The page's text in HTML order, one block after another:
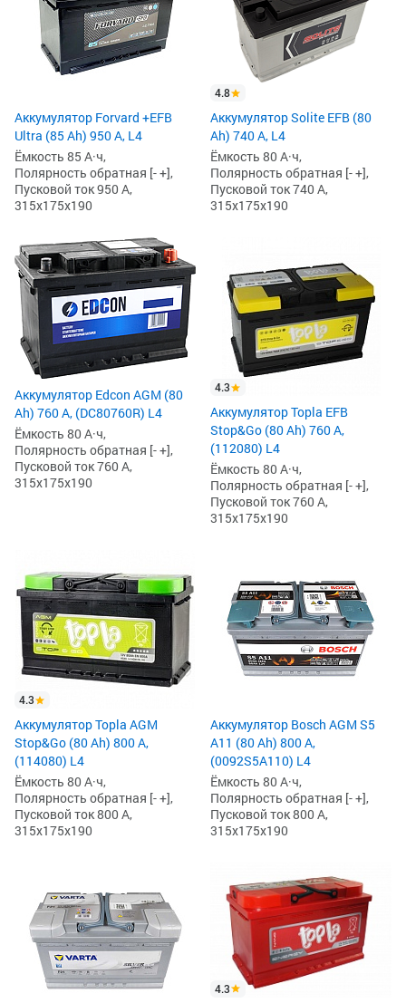
Аккумулятор Forvard +EFB
Ultra (85 Ah) 950 А, L4
Ёмкость 85 А·ч,
Полярность обратная [- +],
Пусковой ток 950 А,
315x175x190
4.8
Аккумулятор Solite EFB (80
Ah) 740 А, L4
Ёмкость 80 А·ч,
Полярность обратная [- +],
Пусковой ток 740 А,
315x175x190
Аккумулятор Edcon AGM (80
Ah) 760 А, (DC80760R) L4
Ёмкость 80 А·ч,
Полярность обратная [- +],
Пусковой ток 760 А,
315x175x190
4.3
Аккумулятор Topla EFB
Stop&Go (80 Ah) 760 А,
(112080) L4
Ёмкость 80 А·ч,
Полярность обратная [- +],
Пусковой ток 760 А,
315x175x190
4.3
Аккумулятор Topla AGM
Stop&Go (80 Ah) 800 А,
(114080) L4
Ёмкость 80 А·ч,
Полярность обратная [- +],
Пусковой ток 800 А,
315x175x190
Аккумулятор Bosch AGM S5
A11 (80 Ah) 800 А,
(0092S5A110) L4
Ёмкость 80 А·ч,
Полярность обратная [- +],
Пусковой ток 800 А,
315x175x190
4.3